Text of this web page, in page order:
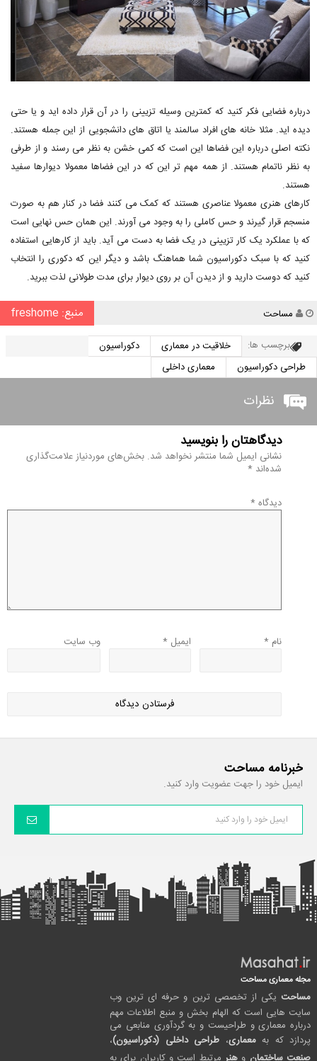
درباره فضایی فکر کنید که کمترین وسیله تزیینی را در آن قرار داده اید و یا حتی
دیده اید. مثلا خانه های افراد سالمند یا اتاق های دانشجویی از این جمله هستند.
نکته اصلی درباره این فضاها این است که کمی خشن به نظر می رسند و از طرفی
به نظر ناتمام هستند. از همه مهم تر این که در این فضاها معمولا دیوارها سفید
هستند.
کارهای هنری معمولا عناصری هستند که کمک می کنند فضا در کنار هم به صورت
منسجم قرار گیرند و حس کاملی را به وجود می آورند. این همان حس نهایی است
که با عملکرد یک کار تزیینی در یک فضا به دست می آید. باید از کارهایی استفاده
کنید که با سبک دکوراسیون شما هماهنگ باشد و دیگر این که دکوری را انتخاب
کنید که دوست دارید و از دیدن آن بر روی دیوار برای مدت طولانی لذت ببرید.
نویسنده
مساحت منبع: freshome
برچسب ها: خلاقیت در معماری
دکوراسیون
طراحی دکوراسیون
معماری داخلی
نظرات
دیدگاهتان را بنویسید
نشانی ایمیل شما منتشر نخواهد شد. بخش‌های موردنیاز علامت‌گذاری
شده‌اند *
دیدگاه *
نام * ایمیل * وب‌ سایت
خبرنامه مساحت
ایمیل خود را جهت عضویت وارد کنید.
مجله معماری مساحت
مساحت یکی از تخصصی ترین و حرفه ای ترین وب
سایت هایی است که الهام بخش و منبع اطلاعات مهم
درباره معماری و طراحیست و به گردآوری منابعی می
پردازد که بهمعماری، طراحی داخلی (دکوراسیون)،